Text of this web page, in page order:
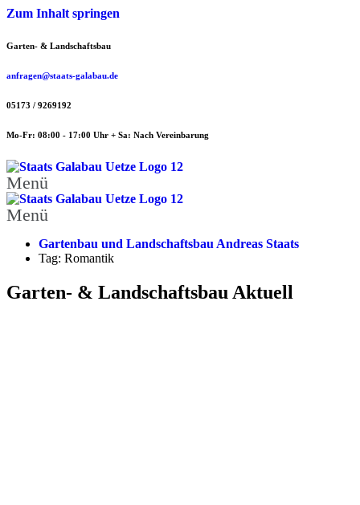
Zum Inhalt springen
Garten- & Landschaftsbau
anfragen@staats-galabau.de
05173 / 9269192
Mo-Fr: 08:00 - 17:00 Uhr + Sa: Nach Vereinbarung
Menü
Menü
Gartenbau und Landschaftsbau Andreas Staats
Tag: Romantik
Garten- & Landschaftsbau Aktuell